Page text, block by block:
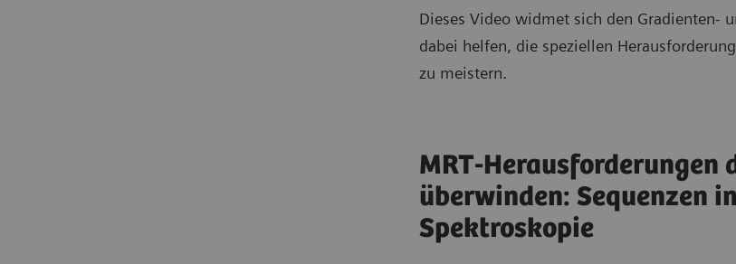
Dieses Video widmet sich den Gradienten-
dabei helfen, die speziellen
zu meistern.
MRT-Herausforderungen
überwinden: Sequenzen
Spektroskopie